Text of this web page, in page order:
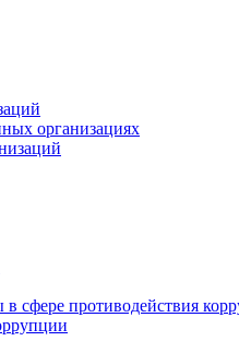
организациях
сфере противодействия